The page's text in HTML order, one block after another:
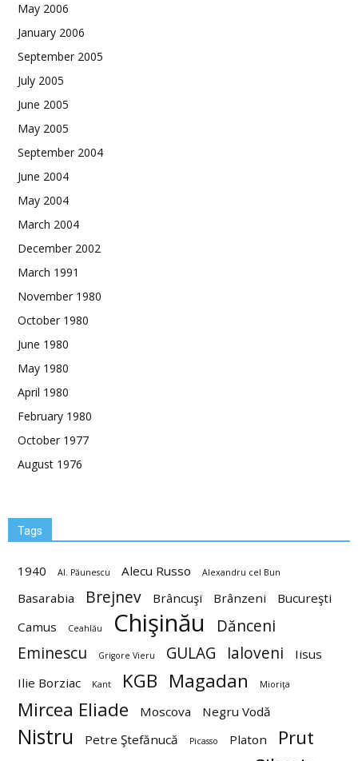
May 2006
January 2006
September 2005
July 2005
June 2005
May 2005
September 2004
June 2004
May 2004
March 2004
December 2002
March 1991
November 1980
October 1980
June 1980
May 1980
April 1980
February 1980
October 1977
August 1976
Tags
1940 Al. Păunescu Alecu Russo Alexandru cel Bun
Basarabia Brejnev Brâncuşi Brânzeni
Bucureşti
Camus
Ceahlău Chişinău
Dănceni
Eminescu
Grigore Vieru GULAG Ialoveni
Iisus
Ilie Borziac
Kant KGB Magadan Mioriţa
Mircea Eliade Moscova Negru Vodă
Nistru Petre Ştefănucă Picasso Platon Prut